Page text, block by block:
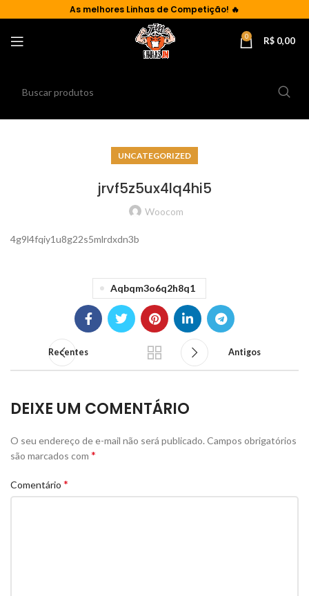
As melhores Linhas de Competição! 🔥
0 R$ 0,00
UNCATEGORIZED
jrvf5z5ux4lq4hi5
Woocom
4g9l4fqiy1u8g22s5mlrdxdn3b
Aqbqm3o6q2h8q1
Recentes Antigos
DEIXE UM COMENTÁRIO
O seu endereço de e-mail não será publicado. Campos obrigatórios
são marcados com *
Comentário *